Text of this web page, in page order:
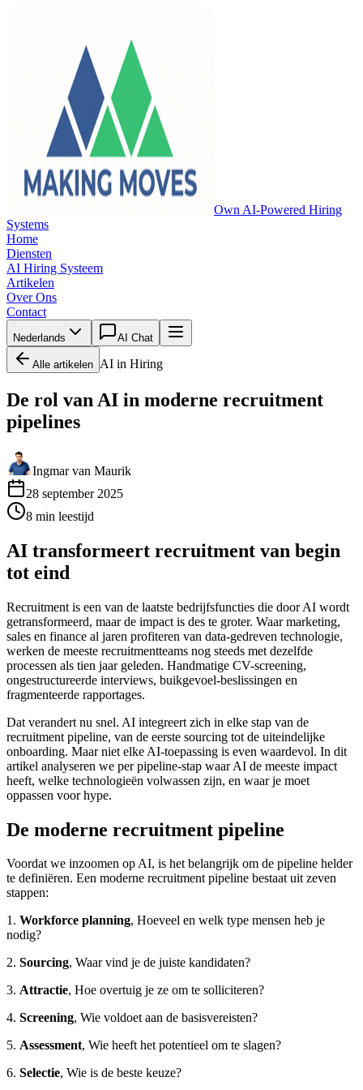
Own AI-Powered Hiring
Systems
Home
Diensten
AI Hiring Systeem
Artikelen
Over Ons
Contact
Nederlands AI Chat
Alle artikelen AI in Hiring
De rol van AI in moderne recruitment
pipelines
Ingmar van Maurik
28 september 2025
8 min leestijd
AI transformeert recruitment van begin
tot eind
Recruitment is een van de laatste bedrijfsfuncties die door AI wordt
getransformeerd, maar de impact is des te groter. Waar marketing,
sales en finance al jaren profiteren van data-gedreven technologie,
werken de meeste recruitmentteams nog steeds met dezelfde
processen als tien jaar geleden. Handmatige CV-screening,
ongestructureerde interviews, buikgevoel-beslissingen en
fragmenteerde rapportages.
Dat verandert nu snel. AI integreert zich in elke stap van de
recruitment pipeline, van de eerste sourcing tot de uiteindelijke
onboarding. Maar niet elke AI-toepassing is even waardevol. In dit
artikel analyseren we per pipeline-stap waar AI de meeste impact
heeft, welke technologieën volwassen zijn, en waar je moet
oppassen voor hype.
De moderne recruitment pipeline
Voordat we inzoomen op AI, is het belangrijk om de pipeline helder
te definiëren. Een moderne recruitment pipeline bestaat uit zeven
stappen:
1. Workforce planning, Hoeveel en welk type mensen heb je
nodig?
2. Sourcing, Waar vind je de juiste kandidaten?
3. Attractie, Hoe overtuig je ze om te solliciteren?
4. Screening, Wie voldoet aan de basisvereisten?
5. Assessment, Wie heeft het potentieel om te slagen?
6. Selectie, Wie is de beste keuze?